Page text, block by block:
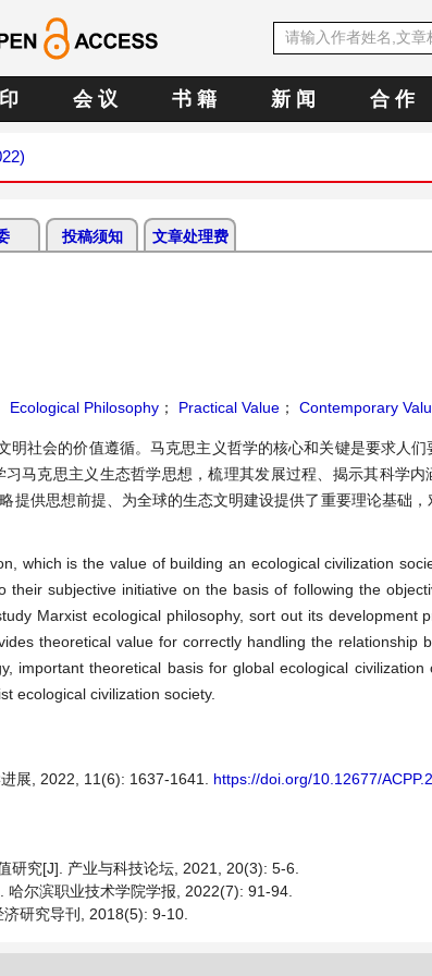
会 议 书 籍 新 闻 合 作
投稿须知 文章处理费
Ecological Philosophy ； Practical Value ； Contemporary
社会的价值遵循。马克思主义哲学的核心和关键是要求人
马克思主义生态哲学思想，梳理其发展过程、揭示其科学内
提供思想前提、为全球的生态文明建设提供了重要理论基础，
which is the value of building an ecological civilization
subjective initiative on the basis of following the
Marxist ecological philosophy, sort out its development
theoretical value for correctly handling the relationship
important theoretical basis for global ecological civilization
ecological civilization society.
展, 2022, 11(6): 1637-1641. https://doi.org/10.12677/
研究[J]. 产业与科技论坛, 2021, 20(3): 5-6.
哈尔滨职业技术学院学报, 2022(7): 91-94.
研究导刊, 2018(5): 9-10.